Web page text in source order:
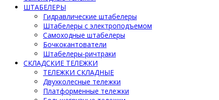
ШТАБЕЛЕРЫ
Гидравлические штабелеры
Штабелеры с электроподъемом
Самоходные штабелеры
Бочкокантователи
Штабелеры-ричтраки
СКЛАДСКИЕ ТЕЛЕЖКИ
ТЕЛЕЖКИ СКЛАДНЫЕ
Двухколесные тележки
Платформенные тележки